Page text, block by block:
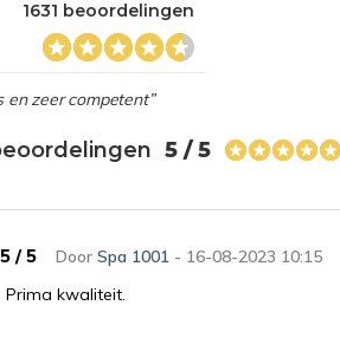
1631 beoordelingen
en zeer competent”
5 / 5
DoorSpa 1001 - 16-08-2023 10:15
5 / 5
Prima kwaliteit.